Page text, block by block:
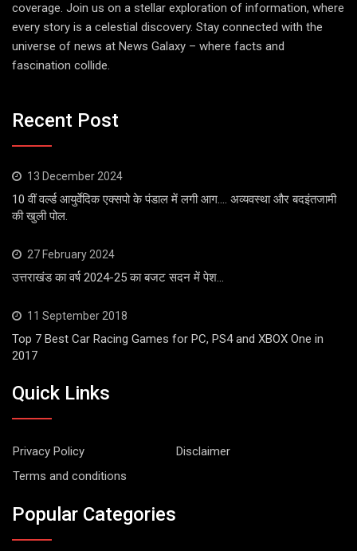
coverage. Join us on a stellar exploration of information, where
every story is a celestial discovery. Stay connected with the
universe of news at News Galaxy – where facts and
fascination collide.
Recent Post
13 December 2024
10 वीं वर्ल्ड आयुर्वेदिक एक्सपो के पंडाल में लगी आग…. अव्यवस्था और बदइंतजामी
की खुली पोल.
27 February 2024
उत्तराखंड का वर्ष 2024-25 का बजट सदन में पेश…
11 September 2018
Top 7 Best Car Racing Games for PC, PS4 and XBOX One in
2017
Quick Links
Privacy Policy
Disclaimer
Terms and conditions
Popular Categories